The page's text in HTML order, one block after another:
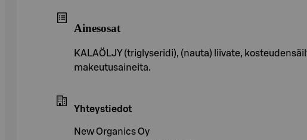
Ainesosat
KALAÖLJY (triglyseridi), (nauta) liivate,
makeutusaineita.
Yhteystiedot
New Organics Oy